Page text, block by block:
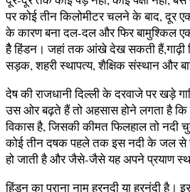
पर कोई तीन किलोमीटर चलने के बाद, दूर
के कारण बना दल-दल और फिर बामुश्किल
हैै हिंडन। जहां तक आंखे देख सकती हैं,गाढ़ी
सड़क, शहरी स्थापत्य, शैक्षिक संस्थान और
देष की राजधानी दिल्ली के दरवाजे पर खड़े
उस ओर बढ़ते हैं तो अहसास होने लगता है कि
विकास है, जिसकी कीमत फिलहाल तो नदी
कोई तीन दषक पहले तक इस नदी के जल से
हो जाती है और जैसे-जैसे यह अपने प्रयाण
हिंडन का पुराना नाम हरनदी या हरनंदी है।